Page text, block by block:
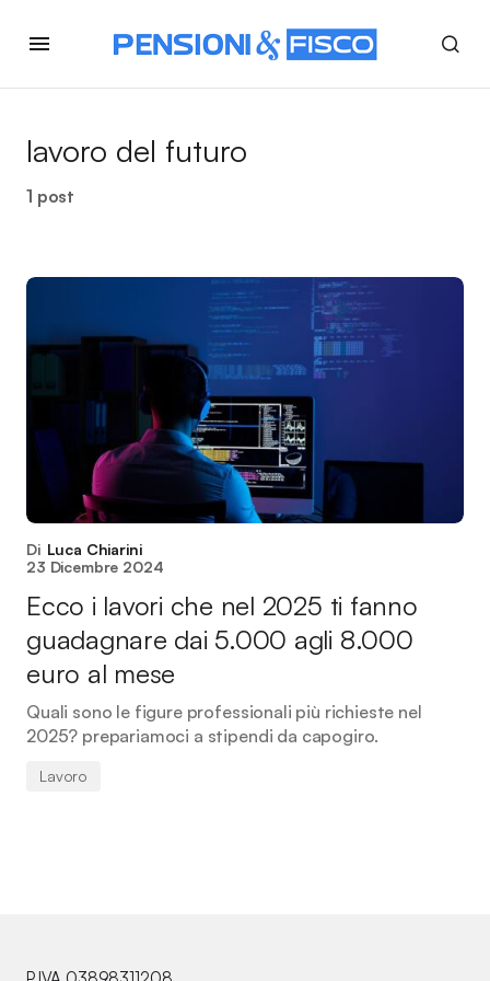
lavoro del futuro
1 post
Di Luca Chiarini
23 Dicembre 2024
Ecco i lavori che nel 2025 ti fanno
guadagnare dai 5.000 agli 8.000
euro al mese
Quali sono le figure professionali più richieste nel
2025? prepariamoci a stipendi da capogiro.
Lavoro